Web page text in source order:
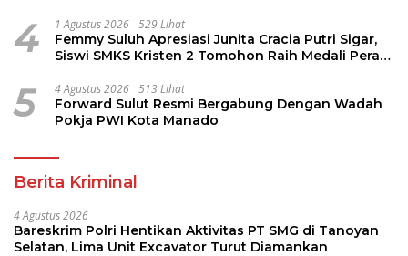
4 1 Agustus 2026 529 Lihat
Femmy Suluh Apresiasi Junita Cracia Putri Sigar,
Siswi SMKS Kristen 2 Tomohon Raih Medali Perak
5 4 Agustus 2026 513 Lihat
Forward Sulut Resmi Bergabung Dengan Wadah
Pokja PWI Kota Manado
Berita Kriminal
4 Agustus 2026
Bareskrim Polri Hentikan Aktivitas PT SMG di Tanoyan
Selatan, Lima Unit Excavator Turut Diamankan